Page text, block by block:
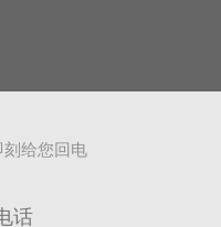
给您回电